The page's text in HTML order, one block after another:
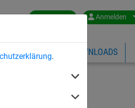
.
Germany Anmelden
ÜBER HUCK DOWNLOADS